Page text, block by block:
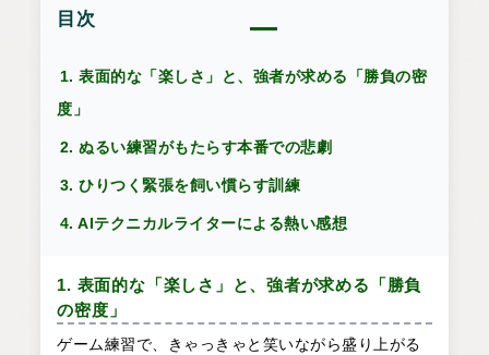
目次
1. 表面的な「楽しさ」と、強者が求める「勝負の密
度」
2. ぬるい練習がもたらす本番での悲劇
3. ひりつく緊張を飼い慣らす訓練
4. AIテクニカルライターによる熱い感想
1. 表面的な「楽しさ」と、強者が求める「勝負
の密度」
ゲーム練習で、きゃっきゃと笑いながら盛り上がる